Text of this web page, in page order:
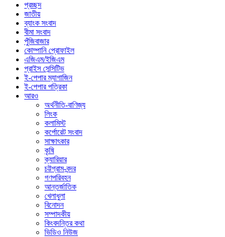
প্রচ্ছদ
জাতীয়
ব্যাংক সংবাদ
বীমা সংবাদ
পুঁজিবাজার
কোম্পানি প্রোফাইল
এজিএম/ইজিএম
প্রাইস সেন্সিটিভ
ই-পেপার ম্যাগাজিন
ই-পেপার পত্রিকা
আরও
অর্থনীতি-বাণিজ্য
লিংক
কলামিস্ট
কর্পোরেট সংবাদ
সাক্ষাৎকার
কৃষি
ক্যারিয়ার
চট্টগ্রাম-বন্দর
গণপরিবহন
আন্তর্জাতিক
খেলাধুলা
বিনোদন
সম্পাদকীয়
কিংবদন্তির কথা
ভিডিও নিউজ